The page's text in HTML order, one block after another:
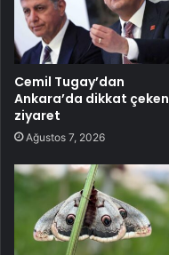
Cemil Tugay’dan
Ankara’da dikkat çeken
ziyaret
Ağustos 7, 2026